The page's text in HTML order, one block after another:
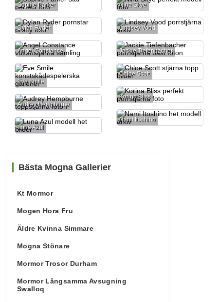
Sophie Parker Nina Skye
Dylan Ryder Lindsey Vood
Angel Constance Jackie Tiefenbacher
Eve Smile
Chloe Scott
Korina Bliss
Audrey Hempburne
Nami Itoshino
Luna Azul
Bästa Mogna Gallerier
Kt Mormor
Mogen Hora Fru
Äldre Kvinna Simmare
Mogna Stönare
Mormor Trosor Durham
Mormor Långsamma Avsugning
Swalloq